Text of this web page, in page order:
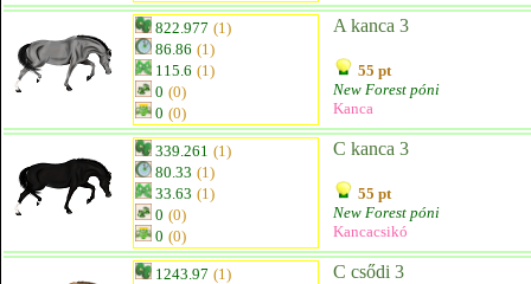
822.977 (1)
86.86 (1)
115.6 (1)
0 (0)
0 (0)
A kanca 3
55 pt
New Forest póni
Kanca
339.261 (1)
80.33 (1)
33.63 (1)
0 (0)
0 (0)
C kanca 3
55 pt
New Forest póni
Kancacsikó
1243.97 (1)
C csődi 3